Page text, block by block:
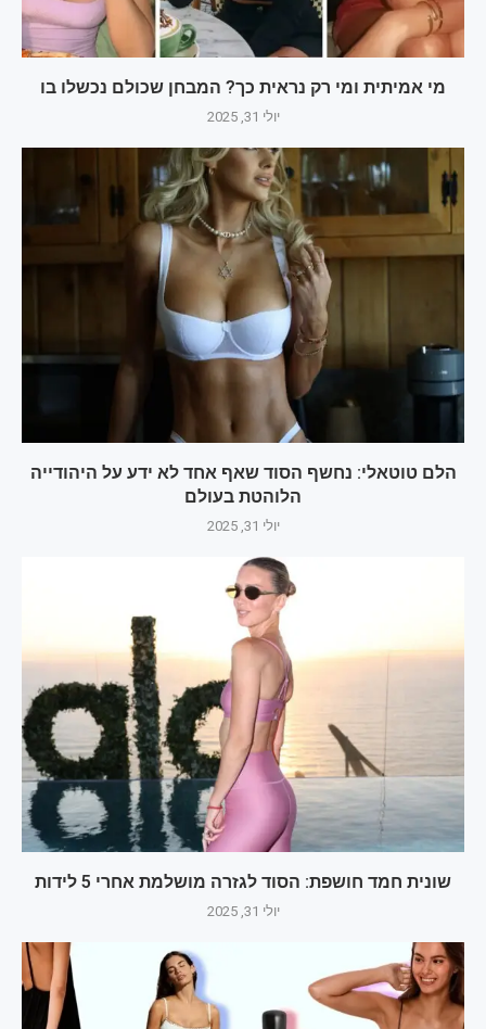
מי אמיתית ומי רק נראית כך? המבחן שכולם נכשלו בו
יולי 31, 2025
הלם טוטאלי: נחשף הסוד שאף אחד לא ידע על היהודייה
הלוהטת בעולם‎
יולי 31, 2025
שונית חמד חושפת: הסוד לגזרה מושלמת אחרי 5 לידות
יולי 31, 2025